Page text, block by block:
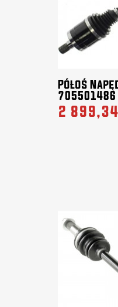
Półoś
705501486
2